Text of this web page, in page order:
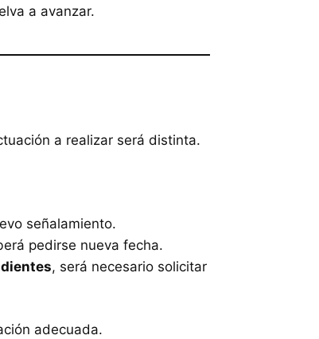
a avanzar.
a realizar será distinta.
señalamiento.
pedirse nueva fecha.
, será necesario solicitar
adecuada.